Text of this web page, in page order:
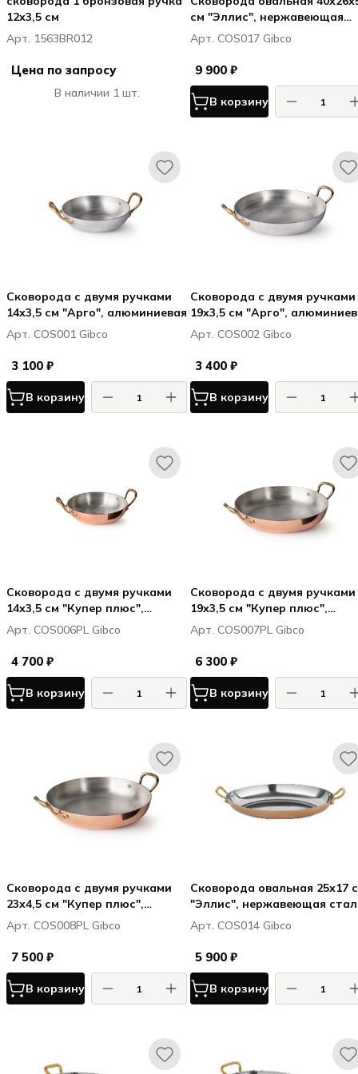
12х3,5 см
Арт. 1563BR012
Цена по запросу
В наличии 1 шт.
см "Эллис", нержавеющая
сталь с медным покрытием
Арт. COS017 Gibco
9 900 ₽
В корзину
Сковорода с двумя ручками
14х3,5 см "Арго", алюминиевая
Арт. COS001 Gibco
3 100 ₽
В корзину
Сковорода с двумя ручками
19х3,5 см "Арго",
Арт. COS002 Gibco
3 400 ₽
В корзину
Сковорода с двумя ручками
14х3,5 см "Купер плюс",
медная, полированная с
лужением внутри
Арт. COS006PL Gibco
4 700 ₽
В корзину
Сковорода с двумя ручками
19х3,5 см "Купер плюс",
медная, полированная с
лужением внутри
Арт. COS007PL Gibco
6 300 ₽
В корзину
Сковорода с двумя ручками
23х4,5 см "Купер плюс",
медная, полированная с
лужением внутри
Арт. COS008PL Gibco
7 500 ₽
В корзину
Сковорода овальная 25х17
"Эллис", нержавеющая
с медным покрытием
Арт. COS014 Gibco
5 900 ₽
В корзину